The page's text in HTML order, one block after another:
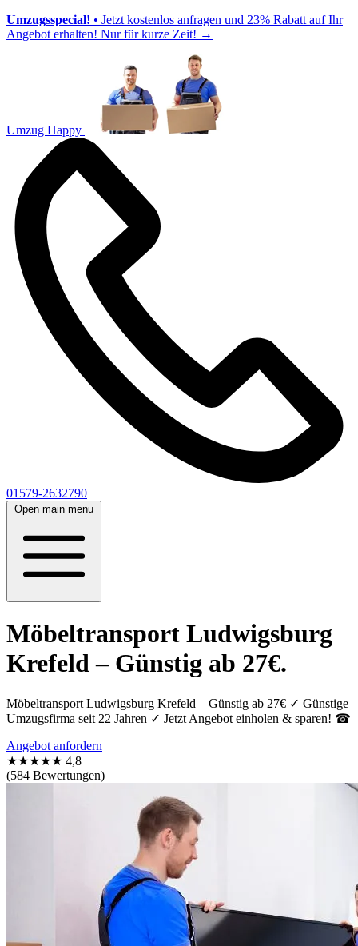
Umzugsspecial! • Jetzt kostenlos anfragen und 23% Rabatt auf Ihr
Angebot erhalten! Nur für kurze Zeit! →
Umzug Happy
01579-2632790
Open main menu
Möbeltransport Ludwigsburg
Krefeld – Günstig ab 27€.
Möbeltransport Ludwigsburg Krefeld – Günstig ab 27€ ✓ Günstige
Umzugsfirma seit 22 Jahren ✓ Jetzt Angebot einholen & sparen! ☎
Angebot anfordern
★★★★★ 4,8
(584 Bewertungen)